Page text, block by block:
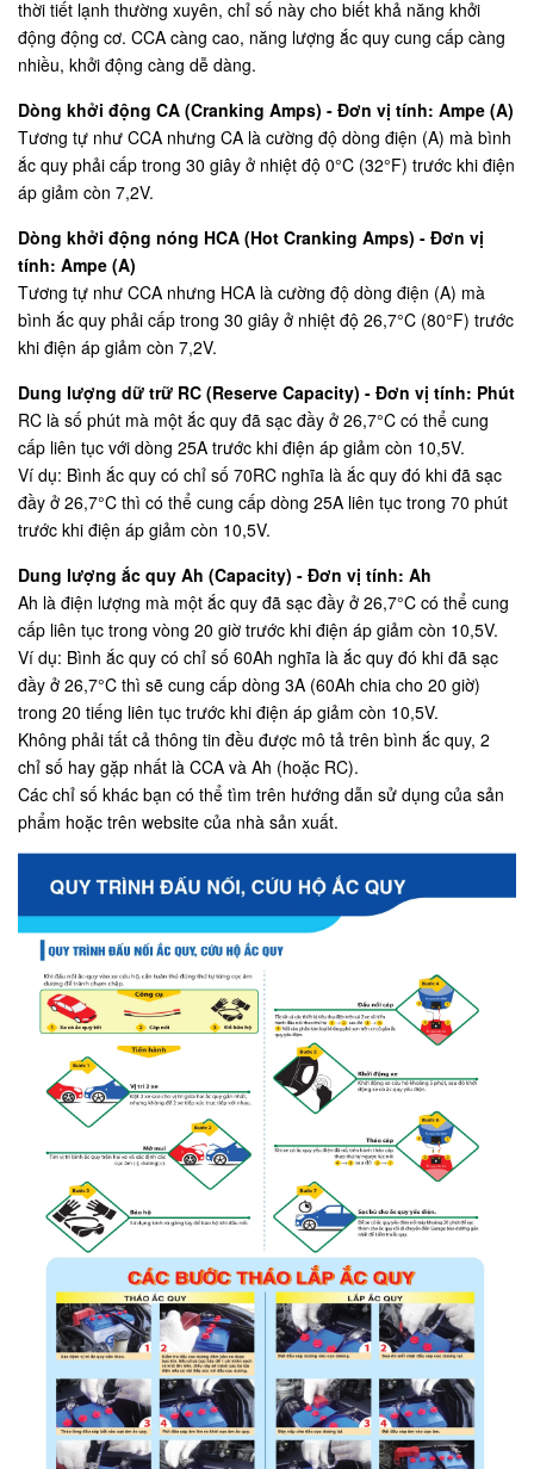
thời tiết lạnh thường xuyên, chỉ số này cho biết khả năng khởi
động động cơ. CCA càng cao, năng lượng ắc quy cung cấp càng
nhiều, khởi động càng dễ dàng.
Dòng khởi động CA (Cranking Amps) - Đơn vị tính: Ampe (A)
Tương tự như CCA nhưng CA là cường độ dòng điện (A) mà bình
ắc quy phải cấp trong 30 giây ở nhiệt độ 0°C (32°F) trước khi điện
áp giảm còn 7,2V.
Dòng khởi động nóng HCA (Hot Cranking Amps) - Đơn vị
tính: Ampe (A)
Tương tự như CCA nhưng HCA là cường độ dòng điện (A) mà
bình ắc quy phải cấp trong 30 giây ở nhiệt độ 26,7°C (80°F) trước
khi điện áp giảm còn 7,2V.
Dung lượng dữ trữ RC (Reserve Capacity) - Đơn vị tính: Phút
RC là số phút mà một ắc quy đã sạc đầy ở 26,7°C có thể cung
cấp liên tục với dòng 25A trước khi điện áp giảm còn 10,5V.
Ví dụ: Bình ắc quy có chỉ số 70RC nghĩa là ắc quy đó khi đã sạc
đầy ở 26,7°C thì có thể cung cấp dòng 25A liên tục trong 70 phút
trước khi điện áp giảm còn 10,5V.
Dung lượng ắc quy Ah (Capacity) - Đơn vị tính: Ah
Ah là điện lượng mà một ắc quy đã sạc đầy ở 26,7°C có thể cung
cấp liên tục trong vòng 20 giờ trước khi điện áp giảm còn 10,5V.
Ví dụ: Bình ắc quy có chỉ số 60Ah nghĩa là ắc quy đó khi đã sạc
đầy ở 26,7°C thì sẽ cung cấp dòng 3A (60Ah chia cho 20 giờ)
trong 20 tiếng liên tục trước khi điện áp giảm còn 10,5V.
Không phải tất cả thông tin đều được mô tả trên bình ắc quy, 2
chỉ số hay gặp nhất là CCA và Ah (hoặc RC).
Các chỉ số khác bạn có thể tìm trên hướng dẫn sử dụng của sản
phẩm hoặc trên website của nhà sản xuất.